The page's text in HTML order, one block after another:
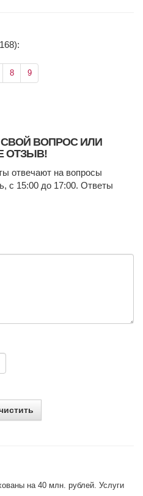
8 9
ВОПРОС ИЛИ
ОТЗЫВ!
отвечают на вопросы
с 15:00 до 17:00. Ответы
на 40 млн. рублей. Услуги